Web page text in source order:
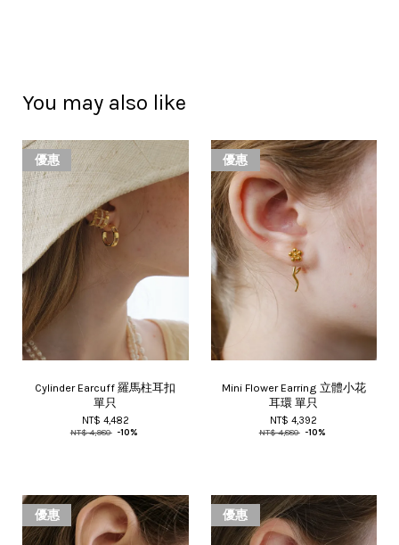
You may also like
優惠
Cylinder Earcuff 羅馬柱耳扣
單只
NT$ 4,482
NT$ 4,980 -10%
優惠
Mini Flower Earring 立體小花
耳環 單只
NT$ 4,392
NT$ 4,880 -10%
優惠 優惠